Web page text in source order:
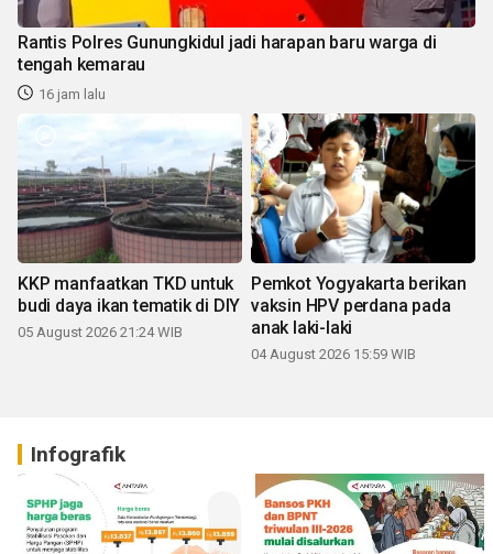
Rantis Polres Gunungkidul jadi harapan baru warga di
tengah kemarau
16 jam lalu
KKP manfaatkan TKD untuk
budi daya ikan tematik di DIY
05 August 2026 21:24 WIB
Pemkot Yogyakarta berikan
vaksin HPV perdana pada
anak laki-laki
04 August 2026 15:59 WIB
Infografik